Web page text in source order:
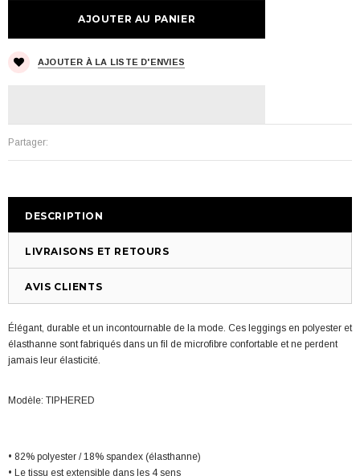
AJOUTER À LA LISTE D'ENVIES
Partager:
DESCRIPTION
LIVRAISONS ET RETOURS
AVIS CLIENTS
Élégant, durable et un incontournable de la mode. Ces leggings en polyester et
élasthanne sont fabriqués dans un fil de microfibre confortable et ne perdent
jamais leur élasticité.
Modèle: TIPHERED
• 82% polyester / 18% spandex (élasthanne)
• Le tissu est extensible dans les 4 sens